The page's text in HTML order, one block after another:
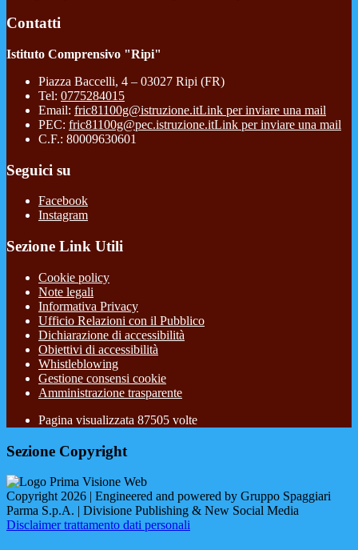
Contatti
Istituto Comprensivo "Ripi"
Piazza Baccelli, 4 – 03027 Ripi (FR)
Tel: 0775284015
Email: fric81100g@istruzione.itLink per inviare una mail
PEC: fric81100g@pec.istruzione.itLink per inviare una mail
C.F.: 80009630601
Seguici su
Facebook
Instagram
Sezione Link Utili
Cookie policy
Note legali
Informativa Privacy
Ufficio Relazioni con il Pubblico
Dichiarazione di accessibilità
Obiettivi di accessibilità
Whistleblowing
Gestione consensi cookie
Amministrazione trasparente
Pagina visualizzata 87505 volte
Sezione Copyright
Copyright 2026 | Engineered and powered by Gruppo Spaggiari
Parma S.p.A. | Divisione Publishing & New Social Media
Disclaimer trattamento dati personali